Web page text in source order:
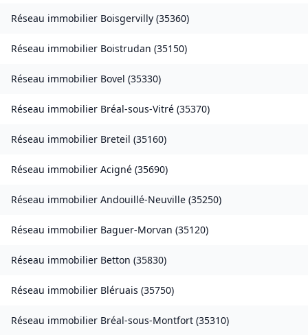
Réseau immobilier Boisgervilly (35360)
Réseau immobilier Boistrudan (35150)
Réseau immobilier Bovel (35330)
Réseau immobilier Bréal-sous-Vitré (35370)
Réseau immobilier Breteil (35160)
Réseau immobilier Acigné (35690)
Réseau immobilier Andouillé-Neuville (35250)
Réseau immobilier Baguer-Morvan (35120)
Réseau immobilier Betton (35830)
Réseau immobilier Bléruais (35750)
Réseau immobilier Bréal-sous-Montfort (35310)